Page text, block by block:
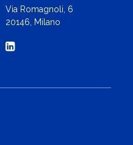
Via Romagnoli, 6
20146, Milano